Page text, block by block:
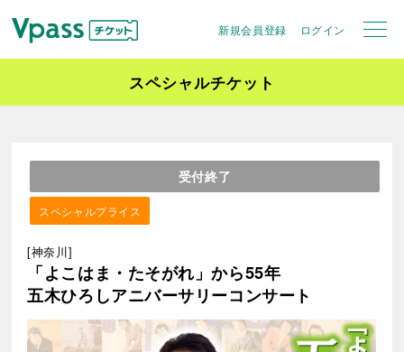
新規会員登録 ログイン
スペシャルチケット
受付終了
スペシャルプライス
[神奈川]
「よこはま・たそがれ」から55年
五木ひろしアニバーサリーコンサート